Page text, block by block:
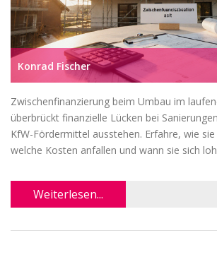
Konrad Fischer
Zwischenfinanzierung beim Umbau im
überbrückt finanzielle Lücken bei
KfW-Fördermittel ausstehen. Erfahre, wie
welche Kosten anfallen und wann sie sich
Weiterlesen...